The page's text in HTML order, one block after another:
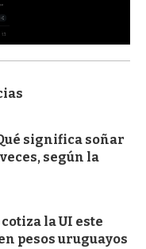
significa soñar
según la
la UI este
pesos uruguayos